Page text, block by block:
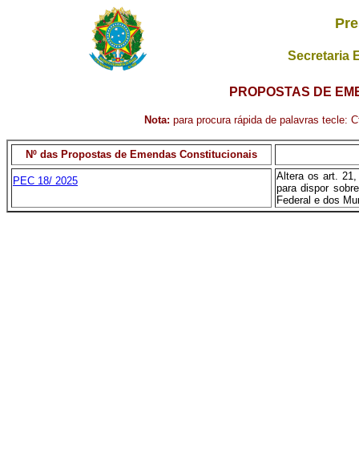
Secretaria
PROPOSTAS DE
Nota: para procura rápida de palavras tecle:
Nº das Propostas de Emendas Constitucionais
PEC 18/ 2025
Altera os art.
para dispor
Federal e dos